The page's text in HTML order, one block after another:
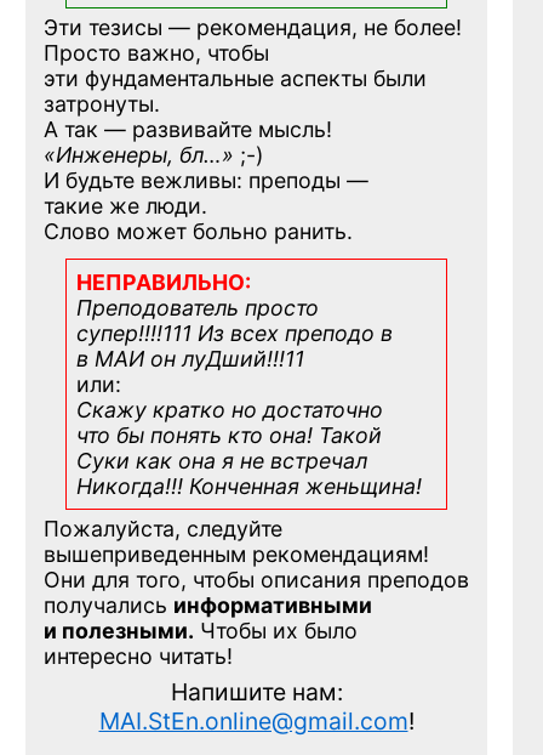
Эти тезисы — рекомендация, не более!
Просто важно, чтобы
эти фундаментальные аспекты были
затронуты.
А так — развивайте мысль!
«Инженеры, бл…» ;-)
И будьте вежливы: преподы —
такие же люди.
Слово может больно ранить.
НЕПРАВИЛЬНО:
Преподователь просто
супер!!!!111 Из всех преподо в
в МАИ он луДший!!!11
или:
Скажу кратко но достаточно
что бы понять кто она! Такой
Суки как она я не встречал
Никогда!!! Конченная женьщина!
Пожалуйста, следуйте
вышеприведенным рекомендациям!
Они для того, чтобы описания преподов
получались информативными
и полезными. Чтобы их было
интересно читать!
Напишите нам:
MAI.StEn.online@gmail.com!